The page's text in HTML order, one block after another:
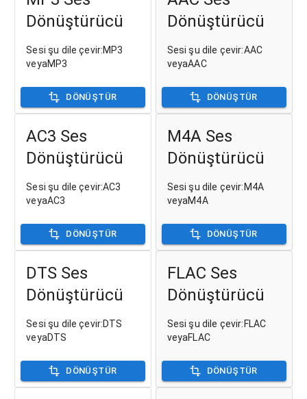
Dönüştürücü
Sesi şu dile çevir:MP3
veyaMP3
DÖNÜŞTÜR
Dönüştürücü
Sesi şu dile çevir:AAC
veyaAAC
DÖNÜŞTÜR
AC3 Ses
Dönüştürücü
Sesi şu dile çevir:AC3
veyaAC3
DÖNÜŞTÜR
M4A Ses
Dönüştürücü
Sesi şu dile çevir:M4A
veyaM4A
DÖNÜŞTÜR
DTS Ses
Dönüştürücü
Sesi şu dile çevir:DTS
veyaDTS
DÖNÜŞTÜR
FLAC Ses
Dönüştürücü
Sesi şu dile çevir:FLAC
veyaFLAC
DÖNÜŞTÜR